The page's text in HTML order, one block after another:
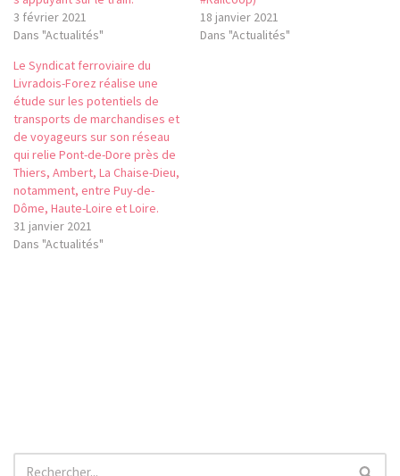
3 février 2021
Dans "Actualités"
18 janvier 2021
Dans "Actualités"
Le Syndicat ferroviaire du
Livradois-Forez réalise une
étude sur les potentiels de
transports de marchandises et
de voyageurs sur son réseau
qui relie Pont-de-Dore près de
Thiers, Ambert, La Chaise-Dieu,
notamment, entre Puy-de-
Dôme, Haute-Loire et Loire.
31 janvier 2021
Dans "Actualités"